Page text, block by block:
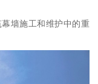
墙施工和维护中的重